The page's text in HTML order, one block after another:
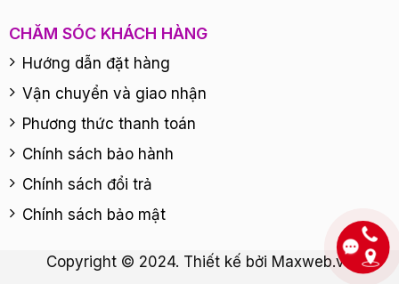
CHĂM SÓC KHÁCH HÀNG
Hướng dẫn đặt hàng
Vận chuyển và giao nhận
Phương thức thanh toán
Chính sách bảo hành
Chính sách đổi trả
Chính sách bảo mật
Copyright © 2024. Thiết kế bởi Maxweb.vn